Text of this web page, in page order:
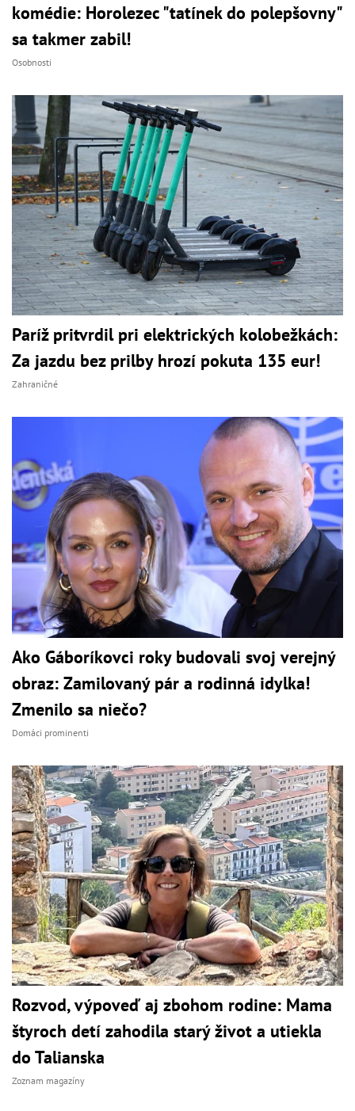
komédie: Horolezec "tatínek do polepšovny"
sa takmer zabil!
Osobnosti
Paríž pritvrdil pri elektrických kolobežkách:
Za jazdu bez prilby hrozí pokuta 135 eur!
Zahraničné
Ako Gáboríkovci roky budovali svoj verejný
obraz: Zamilovaný pár a rodinná idylka!
Zmenilo sa niečo?
Domáci prominenti
Rozvod, výpoveď aj zbohom rodine: Mama
štyroch detí zahodila starý život a utiekla
do Talianska
Zoznam magazíny